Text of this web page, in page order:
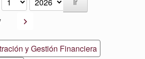
Siguiente
y Gestión Financiera